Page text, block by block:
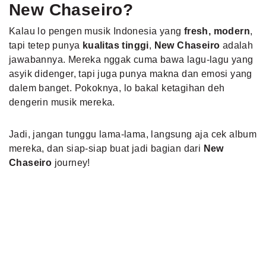
New Chaseiro?
Kalau lo pengen musik Indonesia yang fresh, modern,
tapi tetep punya kualitas tinggi, New Chaseiro adalah
jawabannya. Mereka nggak cuma bawa lagu-lagu yang
asyik didenger, tapi juga punya makna dan emosi yang
dalem banget. Pokoknya, lo bakal ketagihan deh
dengerin musik mereka.
Jadi, jangan tunggu lama-lama, langsung aja cek album
mereka, dan siap-siap buat jadi bagian dari New
Chaseiro journey!